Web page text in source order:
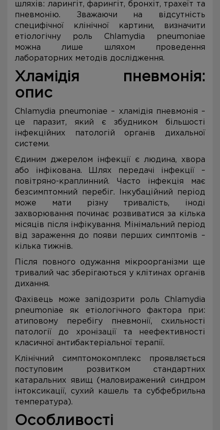
шляхів: ларингіт, фарингіт, бронхіт, трахеїт та
пневмонію. Зважаючи на відсутність
специфічної клінічної картини, визначити
етіологічну роль Chlamydia pneumoniae
можна лише шляхом проведення
лабораторних методів дослідження.
Хламідія пневмонія:
опис
Chlamydia pneumoniae – хламідія пневмонія –
це паразит, який є збудником більшості
інфекційних патологій органів дихальної
системи.
Єдиним джерелом інфекції є людина, хвора
або інфікована. Шлях передачі інфекції –
повітряно-краплинний. Часто інфекція має
безсимптомний перебіг. Інкубаційний період
може мати різну тривалість, іноді
захворювання починає розвиватися за кілька
місяців після інфікування. Мінімальний період
від зараження до появи перших симптомів –
кілька тижнів.
Після повного одужання мікроорганізми ще
тривалий час зберігаються у клітинах органів
дихання.
Фахівець може запідозрити роль Chlamydia
pneumoniae як етіологічного фактора при:
атиповому перебігу пневмонії, схильності
патології до хронізації та неефективності
класичної антибактеріальної терапії.
Клінічний симптомокомплекс проявляється
поступовим розвитком стандартних
катаральних явищ (маловиражений синдром
інтоксикації, сухий кашель та субфебрильна
температура).
Особливості